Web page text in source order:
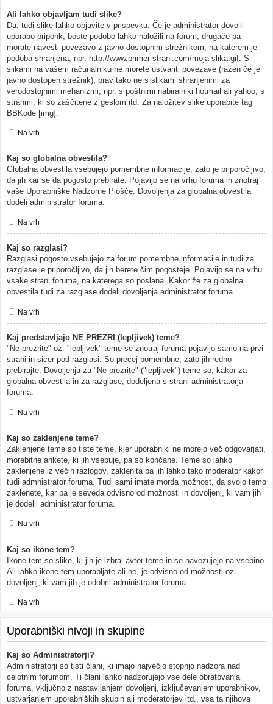
Ali lahko objavljam tudi slike?
Da, tudi slike lahko objavite v prispevku. Če je administrator dovolil
uporabo priponk, boste podobo lahko naložili na forum, drugače pa
morate navesti povezavo z javno dostopnim strežnikom, na katerem je
podoba shranjena, npr. http://www.primer-strani.com/moja-slika.gif. S
slikami na vašem računalniku ne morete ustvariti povezave (razen če je
javno dostopen strežnik), prav tako ne s slikami shranjenimi za
verodostojnimi mehanizmi, npr. s poštnimi nabiralniki hotmail ali yahoo, s
stranmi, ki so zaščitene z geslom itd. Za naložitev slike uporabite tag
BBKode [img].
Na vrh
Kaj so globalna obvestila?
Globalna obvestila vsebujejo pomembne informacije, zato je priporočljivo,
da jih kar se da pogosto prebirate. Pojavijo se na vrhu foruma in znotraj
vaše Uporabniške Nadzorne Plošče. Dovoljenja za globalna obvestila
dodeli administrator foruma.
Na vrh
Kaj so razglasi?
Razglasi pogosto vsebujejo za forum pomembne informacije in tudi za
razglase je priporočljivo, da jih berete čim pogosteje. Pojavijo se na vrhu
vsake strani foruma, na katerega so poslana. Kakor že za globalna
obvestila tudi za razglase dodeli dovoljenja administrator foruma.
Na vrh
Kaj predstavljajo NE PREZRI (lepljivek) teme?
"Ne prezrite" oz. "lepljivek" teme se znotraj foruma pojavijo samo na prvi
strani in sicer pod razglasi. So precej pomembne, zato jih redno
prebirajte. Dovoljenja za "Ne prezrite" ("lepljivek") teme so, kakor za
globalna obvestila in za razglase, dodeljena s strani administratorja
foruma.
Na vrh
Kaj so zaklenjene teme?
Zaklenjene teme so tiste teme, kjer uporabniki ne morejo več odgovarjati,
morebitne ankete, ki jih vsebuje, pa so končane. Teme so lahko
zaklenjene iz večih razlogov, zaklenita pa jih lahko tako moderator kakor
tudi admnistrator foruma. Tudi sami imate morda možnost, da svojo temo
zaklenete, kar pa je seveda odvisno od možnosti in dovoljenj, ki vam jih
je dodelil administrator foruma.
Na vrh
Kaj so ikone tem?
Ikone tem so slike, ki jih je izbral avtor teme in se navezujejo na vsebino.
Ali lahko ikone tem uporabljate ali ne, je odvisno od možnosti oz.
dovoljenj, ki vam jih je odobril administrator foruma.
Na vrh
Uporabniški nivoji in skupine
Kaj so Administratorji?
Administratorji so tisti člani, ki imajo največjo stopnjo nadzora nad
celotnim forumom. Ti člani lahko nadzorujejo vse dele obratovanja
foruma, vključno z nastavljanjem dovoljenj, izključevanjem uporabnikov,
ustvarjanjem uporabniških skupin ali moderatorjev itd., vsa ta njihova